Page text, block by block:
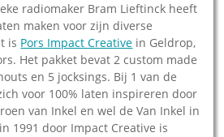
radiomaker Bram Lieftinck heeft
maken voor zijn diverse
is Pors Impact Creative in Geldrop,
Het pakket bevat 2 custom made
en 5 jocksings. Bij 1 van de
voor 100% laten inspireren door
van Inkel en wel de Van Inkel in
1991 door Impact Creative is